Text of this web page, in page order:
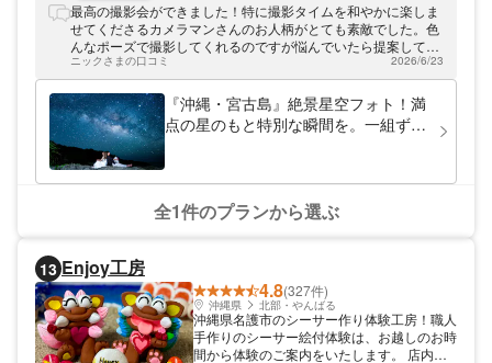
最高の撮影会ができました！特に撮影タイムを和やかに楽しま
せてくださるカメラマンさんのお人柄がとても素敵でした。色
んなポーズで撮影してくれるのですが悩んでいたら提案してく
れるので時間を無駄にせずに済みました。月が沈む前でした
が、明るくてもうまく星空が見えるよう工夫してくださった
り、月を活かした撮り方もしてくださったり、その時のベスト
ショットを考えてくださってました。予約時にはタクシー手配
についてのアドバイスも頂き、おかげさまでスムーズに帰れま
した。百点満点の星空に百点満点のカメラマンさんです。あり
がとうございました！
ニックさまの口コミ 2026/6/23
『沖縄・宮古島』絶景星空フォト！満
点の星のもと特別な瞬間を。一組ずつ
全1件のプランから選ぶ
13 Enjoy工房
4.8(327件)
沖縄県 北部・やんばる
沖縄県名護市のシーサー作り体験工房！職人
手作りのシーサー絵付体験は、お越しのお時
間から体験のご案内をいたします。 店内の